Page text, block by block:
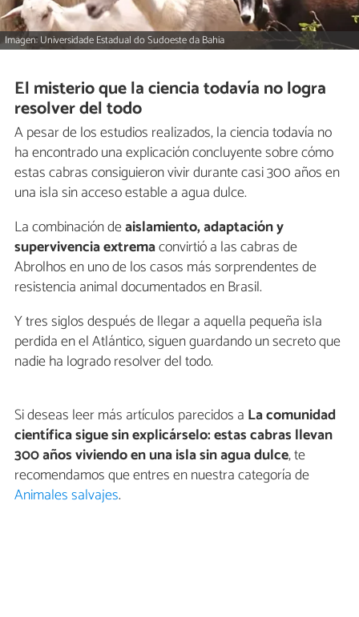
Imagen: Universidade Estadual do Sudoeste da Bahia
El misterio que la ciencia todavía no logra
resolver del todo
A pesar de los estudios realizados, la ciencia todavía no
ha encontrado una explicación concluyente sobre cómo
estas cabras consiguieron vivir durante casi 300 años en
una isla sin acceso estable a agua dulce.
La combinación deaislamiento, adaptación y
supervivencia extremaconvirtió a las cabras de
Abrolhos en uno de los casos más sorprendentes de
resistencia animal documentados en Brasil.
Y tres siglos después de llegar a aquella pequeña isla
perdida en el Atlántico, siguen guardando un secreto que
nadie ha logrado resolver del todo.
Si deseas leer más artículos parecidos a La comunidad
científica sigue sin explicárselo: estas cabras llevan
300 años viviendo en una isla sin agua dulce, te
recomendamos que entres en nuestra categoría de
Animales salvajes.